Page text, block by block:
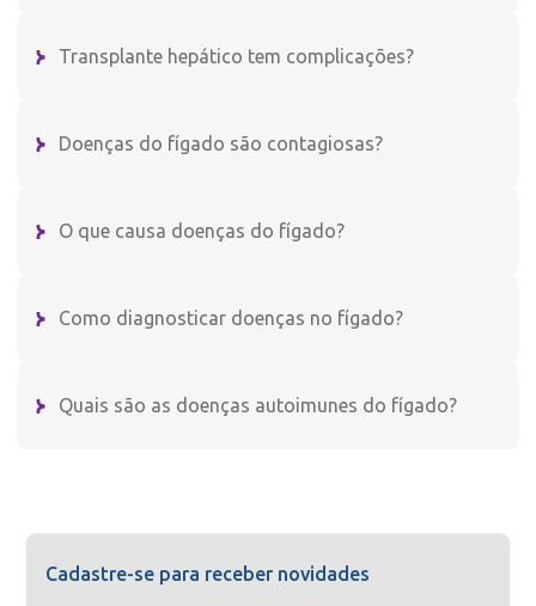
Transplante hepático tem complicações?
Doenças do fígado são contagiosas?
O que causa doenças do fígado?
Como diagnosticar doenças no fígado?
Quais são as doenças autoimunes do fígado?
Cadastre-se para receber novidades